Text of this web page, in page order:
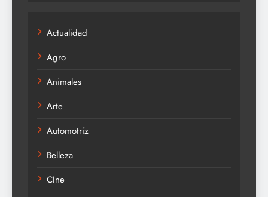
Actualidad
Agro
Animales
Arte
Automotríz
Belleza
CIne